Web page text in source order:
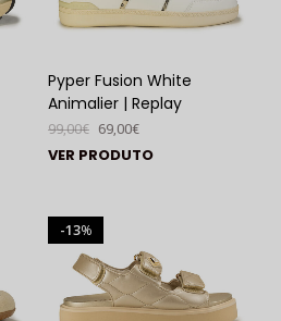
Pyper Fusion White
Animalier | Replay
99,00€ 69,00€
VER PRODUTO
%
13